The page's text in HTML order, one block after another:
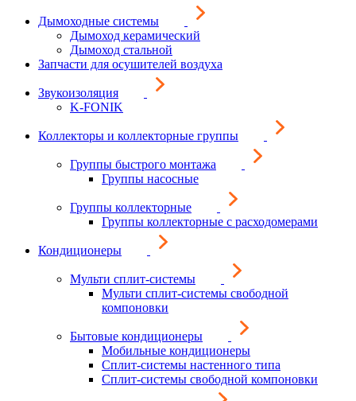
Дымоходные системы
Дымоход керамический
Дымоход стальной
Запчасти для осушителей воздуха
Звукоизоляция
K-FONIK
Коллекторы и коллекторные группы
Группы быстрого монтажа
Группы насосные
Группы коллекторные
Группы коллекторные с расходомерами
Кондиционеры
Мульти сплит-системы
Мульти сплит-системы свободной
компоновки
Бытовые кондиционеры
Мобильные кондиционеры
Сплит-системы настенного типа
Сплит-системы свободной компоновки